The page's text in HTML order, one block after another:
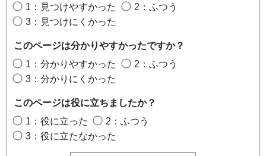
1：見つけやすかった
2：ふつう
3：見つけにくかった
このページは分かりやすかったですか？
1：分かりやすかった
2：ふつう
3：分かりにくかった
このページは役に立ちましたか？
1：役に立った
2：ふつう
3：役に立たなかった